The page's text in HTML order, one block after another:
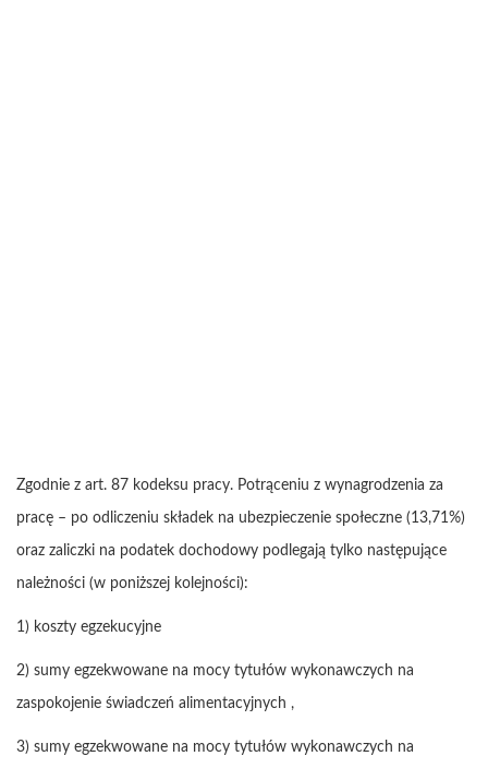
Zgodnie z art. 87 kodeksu pracy. Potrąceniu z wynagrodzenia za
pracę – po odliczeniu składek na ubezpieczenie społeczne (13,71%)
oraz zaliczki na podatek dochodowy podlegają tylko następujące
należności (w poniższej kolejności):
1) koszty egzekucyjne
2) sumy egzekwowane na mocy tytułów wykonawczych na
zaspokojenie świadczeń alimentacyjnych ,
3) sumy egzekwowane na mocy tytułów wykonawczych na